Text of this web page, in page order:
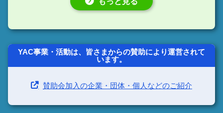
YAC事業・活動は、皆さまからの賛助により運営されて
います。
賛助会加入の企業・団体・個人などのご紹介